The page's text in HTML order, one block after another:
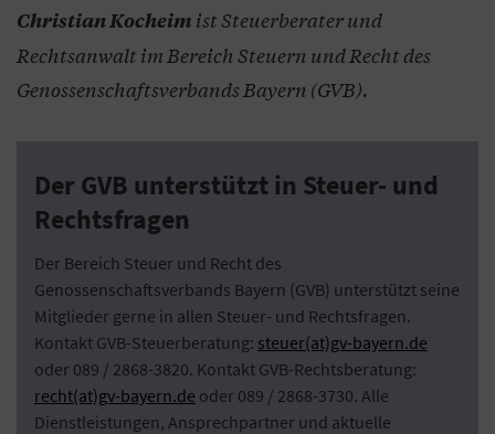
Christian Kocheim ist Steuerberater und
Rechtsanwalt im Bereich Steuern und Recht des
Genossenschaftsverbands Bayern (GVB).
Der GVB unterstützt in Steuer- und
Rechtsfragen
Der Bereich Steuer und Recht des
Genossenschaftsverbands Bayern (GVB) unterstützt seine
Mitglieder gerne in allen Steuer- und Rechtsfragen.
Kontakt GVB-Steuerberatung: steuer(at)gv-bayern.de
oder 089 / 2868-3820. Kontakt GVB-Rechtsberatung:
recht(at)gv-bayern.de oder 089 / 2868-3730. Alle
Dienstleistungen, Ansprechpartner und aktuelle